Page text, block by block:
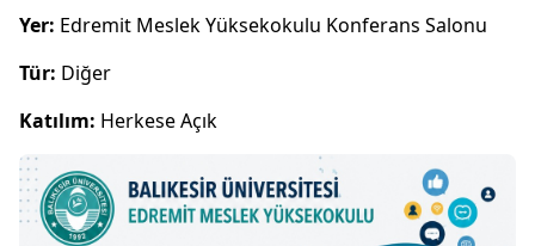
Yer: Edremit Meslek Yüksekokulu Konferans Salonu
Tür: Diğer
Katılım: Herkese Açık